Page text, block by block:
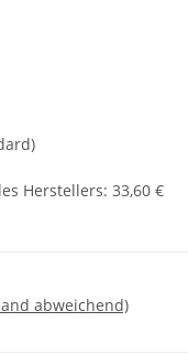
Herstellers: 33,60 €
abweichend)